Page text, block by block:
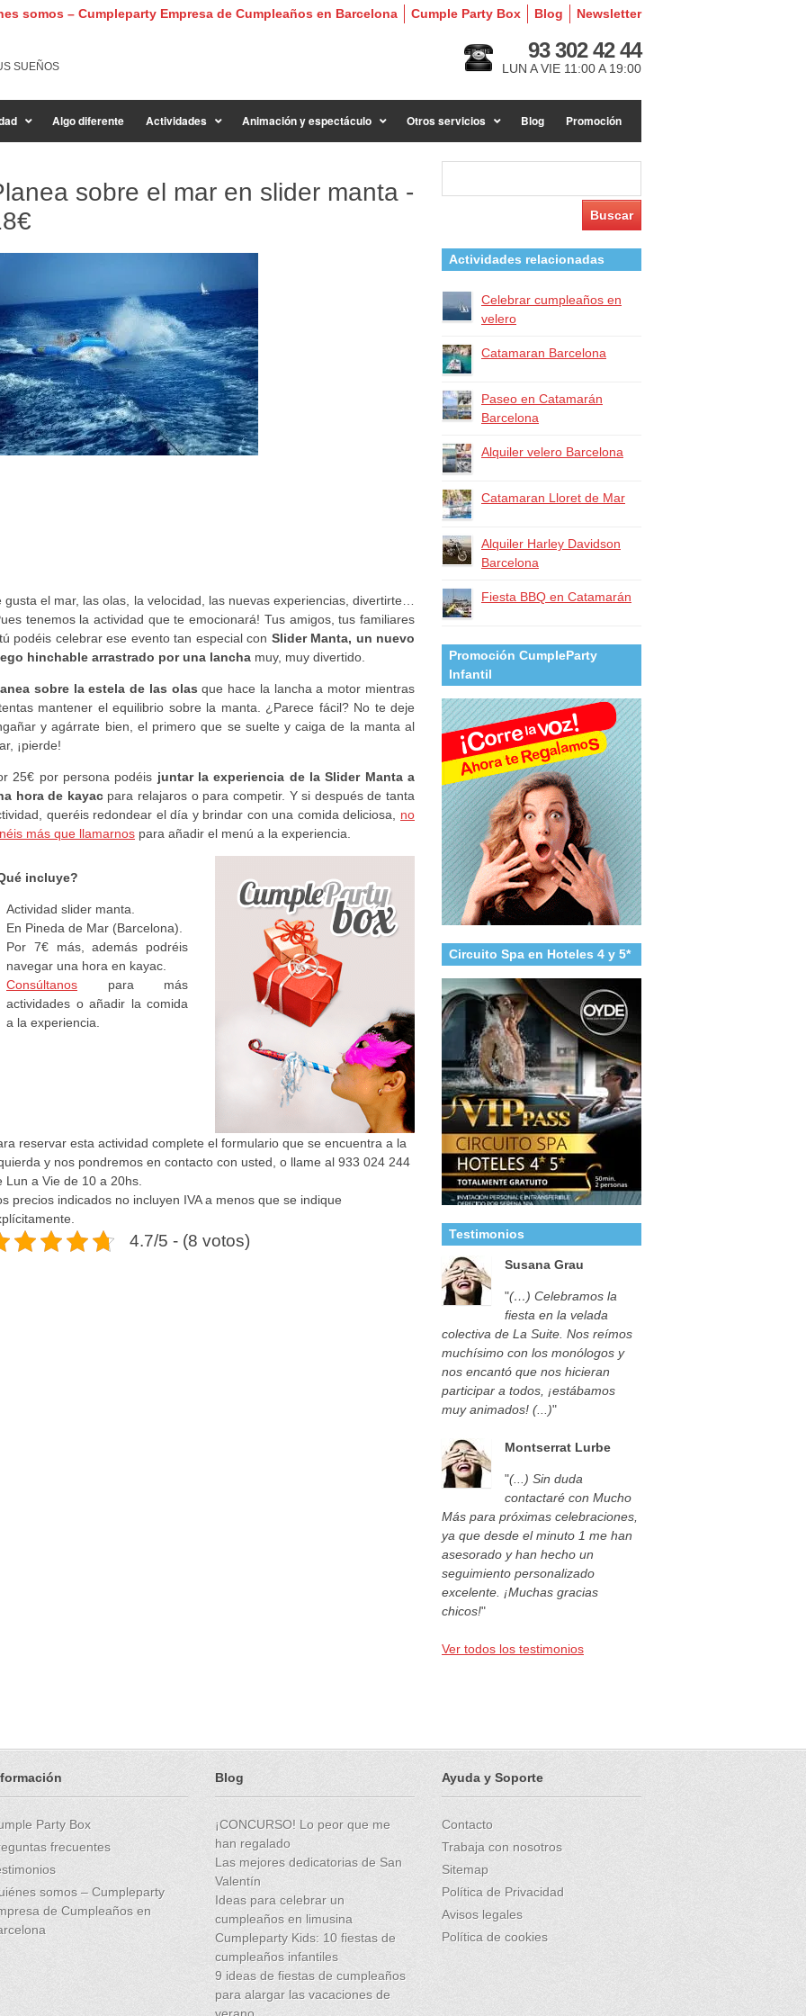
Newsletter
Blog
Cumple Party Box
somos – Cumpleparty Empresa de Cumpleaños en Barcelona
SUEÑOS
93 302 42 44
LUN A VIE 11:00 A 19:00
Algo diferente Actividades Animación y espectáculo Otros servicios Blog Promoción
sobre el mar en slider manta -
gusta el mar, las olas, la velocidad, las nuevas experiencias, divertirte…
tenemos la actividad que te emocionará! Tus amigos, tus familiares
podéis celebrar ese evento tan especial con Slider Manta, un nuevo
hinchable arrastrado por una lancha muy, muy divertido.
sobre la estela de las olas que hace la lancha a motor mientras
mantener el equilibrio sobre la manta. ¿Parece fácil? No te deje
y agárrate bien, el primero que se suelte y caiga de la manta al
¡pierde!
25€ por persona podéis juntar la experiencia de la Slider Manta a
hora de kayac para relajaros o para competir. Y si después de tanta
queréis redondear el día y brindar con una comida deliciosa, no
más que llamarnos para añadir el menú a la experiencia.
incluye?
Actividad slider manta.
En Pineda de Mar (Barcelona).
Por 7€ más, además podréis
navegar una hora en kayac.
Consúltanos para más
actividades o añadir la comida
a la experiencia.
reservar esta actividad complete el formulario que se encuentra a la
y nos pondremos en contacto con usted, o llame al 933 024 244
Lun a Vie de 10 a 20hs.
precios indicados no incluyen IVA a menos que se indique
4.7/5 - (8 votos)
Actividades relacionadas
Celebrar cumpleaños en
velero
Catamaran Barcelona
Paseo en Catamarán
Barcelona
Alquiler velero Barcelona
Catamaran Lloret de Mar
Alquiler Harley Davidson
Barcelona​
Fiesta BBQ en Catamarán
Promoción CumpleParty
Infantil
Circuito Spa en Hoteles 4 y 5*
Testimonios
Susana Grau
"(…) Celebramos la
fiesta en la velada
colectiva de La Suite. Nos reímos
muchísimo con los monólogos y
nos encantó que nos hicieran
participar a todos, ¡estábamos
muy animados! (...)"
Montserrat Lurbe
"(...) Sin duda
contactaré con Mucho
Más para próximas celebraciones,
ya que desde el minuto 1 me han
asesorado y han hecho un
seguimiento personalizado
excelente. ¡Muchas gracias
chicos!"
Ver todos los testimonios
Party Box
frecuentes
somos – Cumpleparty
de Cumpleaños en
Blog
¡CONCURSO! Lo peor que me
han regalado
Las mejores dedicatorias de San
Valentín
Ideas para celebrar un
cumpleaños en limusina
Cumpleparty Kids: 10 fiestas de
cumpleaños infantiles
9 ideas de fiestas de cumpleaños
para alargar las vacaciones de
Ayuda y Soporte
Contacto
Trabaja con nosotros
Sitemap
Política de Privacidad
Avisos legales
Política de cookies